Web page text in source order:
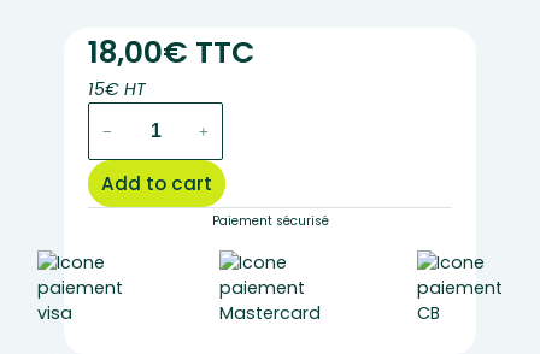
18,00€ TTC
15€ HT
Pasteur
pipette
set
of
− +
Add to cart
Paiement sécurisé